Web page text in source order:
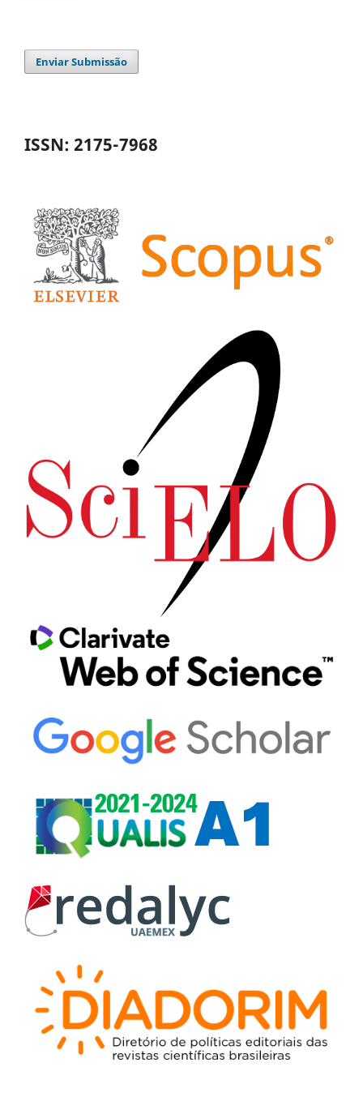
Enviar Submissão
ISSN: 2175-7968